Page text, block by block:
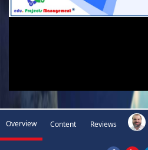
Overview Content Reviews